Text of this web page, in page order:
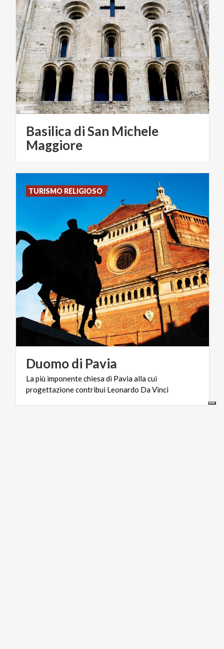
Basilica di San Michele
Maggiore
Duomodi Pavia
Lapiù imponentechiesadi Paviaallacui
progettazionecontribuì Leonardo DaVinci
TURISMO RELIGIOSO